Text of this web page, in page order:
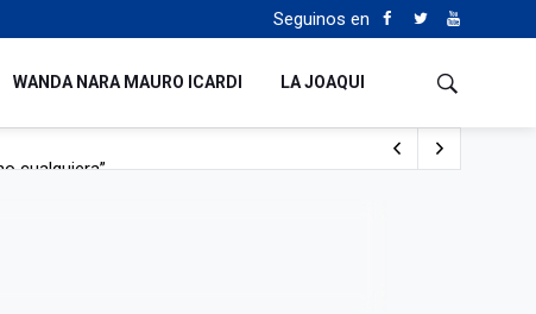
Seguinos en
WANDA NARA MAURO ICARDI LA JOAQUI